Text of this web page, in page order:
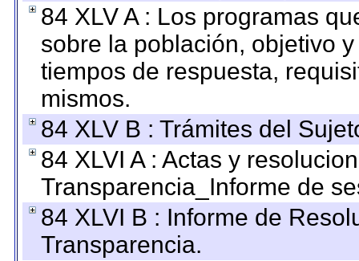
84 XLV A : Los programas
sobre la población, objetivo
tiempos de respuesta,
mismos.
84 XLV B : Trámites del
84 XLVI A : Actas y
Transparencia_Informe de
84 XLVI B : Informe de
Transparencia.